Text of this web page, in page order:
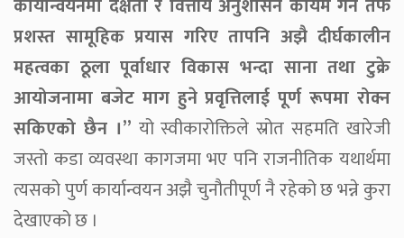
कार्यान्वयनमा दक्षता र वित्तीय अनुशासन कायम गर्ने तर्फ
प्रशस्त सामूहिक प्रयास गरिए तापनि अझै दीर्घकालीन
महत्वका ठूला पूर्वाधार विकास भन्दा साना तथा टुक्रे
आयोजनामा बजेट माग हुने प्रवृत्तिलाई पूर्ण रूपमा रोक्न
सकिएको छैन ।” यो स्वीकारोक्तिले स्रोत सहमति खारेजी
जस्तो कडा व्यवस्था कागजमा भए पनि राजनीतिक यथार्थमा
त्यसको पुर्ण कार्यान्वयन अझै चुनौतीपूर्ण नै रहेको छ भन्ने कुरा
देखाएको छ ।